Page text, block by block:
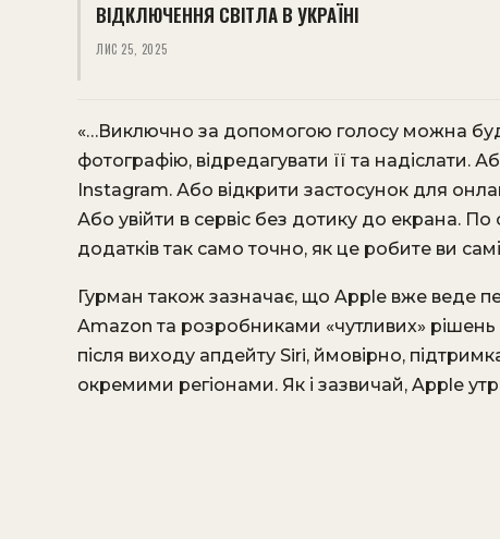
ВІДКЛЮЧЕННЯ СВІТЛА В УКРАЇНІ
ЛИС 25, 2025
«…Виключно за допомогою голосу можна
фотографію, відредагувати її та надіслати.
Instagram. Або відкрити застосунок для
Або увійти в сервіс без дотику до екрана.
додатків так само точно, як це робите ви
Гурман також зазначає, що Apple вже веде
Amazon та розробниками «чутливих» рішень
після виходу апдейту Siri, ймовірно,
окремими регіонами. Як і зазвичай, Apple